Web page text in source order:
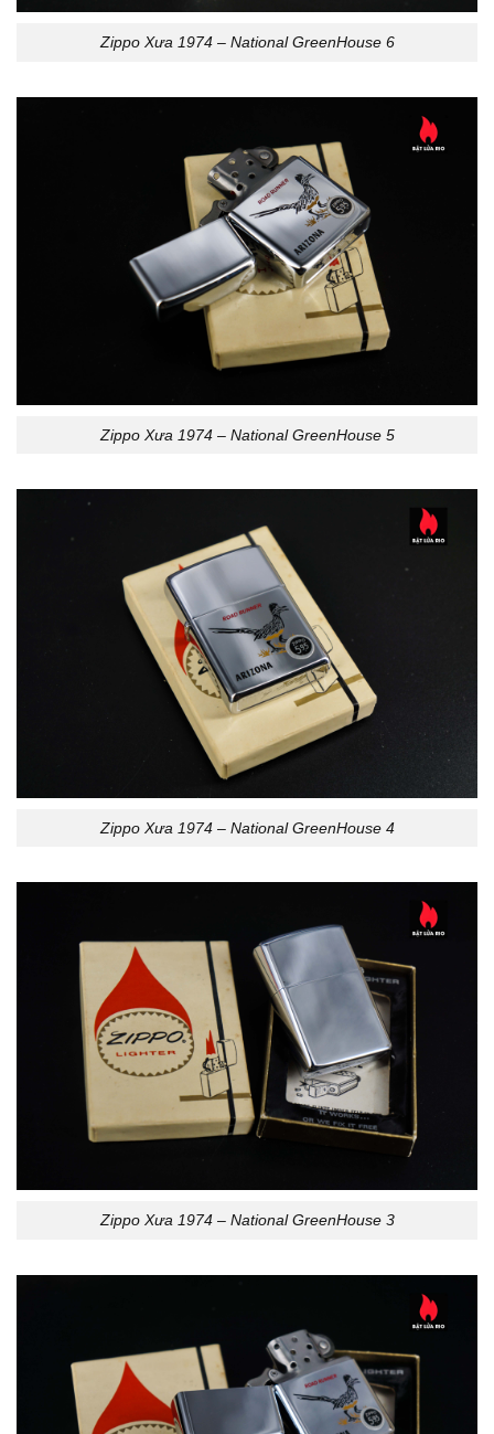
Zippo Xưa 1974 – National GreenHouse 6
Zippo Xưa 1974 – National GreenHouse 5
Zippo Xưa 1974 – National GreenHouse 4
Zippo Xưa 1974 – National GreenHouse 3